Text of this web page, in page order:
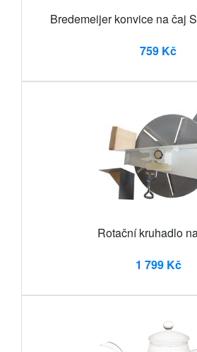
Bredemeijer konvice na čaj
759 Kč
Rotační kruhadlo
1 799 Kč